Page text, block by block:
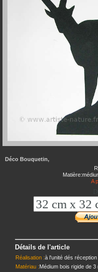
Déco Bouquetin,
A
Détails de l'article
Réalisation :à l'unité dés
Matériau :Médium bois rigide de 3